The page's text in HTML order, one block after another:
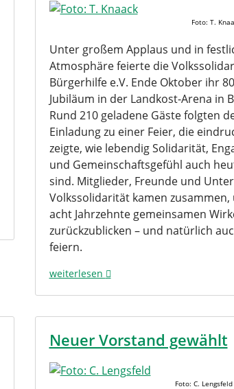
Foto: T.
Unter großem Applaus und in
Atmosphäre feierte die
Bürgerhilfe e.V. Ende Oktober ihr
Jubiläum in der Landkost-Arena in
Rund 210 geladene Gäste folgten
Einladung zu einer Feier, die
zeigte, wie lebendig Solidarität,
und Gemeinschaftsgefühl auch
sind. Mitglieder, Freunde und
Volkssolidarität kamen zusammen,
acht Jahrzehnte gemeinsamen
zurückzublicken – und natürlich
feiern.
weiterlesen
Neuer Vorstand gewählt
Foto: C. Lengsfeld